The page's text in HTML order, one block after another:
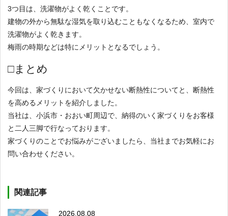
3つ目は、洗濯物がよく乾くことです。
建物の外から無駄な湿気を取り込むこともなくなるため、室内で
洗濯物がよく乾きます。
梅雨の時期などは特にメリットとなるでしょう。
□まとめ
今回は、家づくりにおいて欠かせない断熱性についてと、断熱性
を高めるメリットを紹介しました。
当社は、小浜市・おおい町周辺で、納得のいく家づくりをお客様
と二人三脚で行なっております。
家づくりのことでお悩みがございましたら、当社までお気軽にお
問い合わせください。
関連記事
2026.08.08